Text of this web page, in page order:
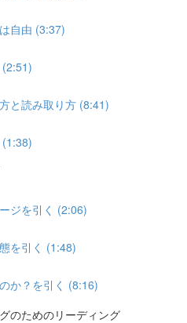
自由 (3:37)
と読み取り方 (8:41)
ジを引く (2:06)
を引く (1:48)
か？を引く (8:16)
のためのリーディング